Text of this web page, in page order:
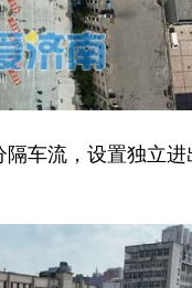
车流，设置独立进